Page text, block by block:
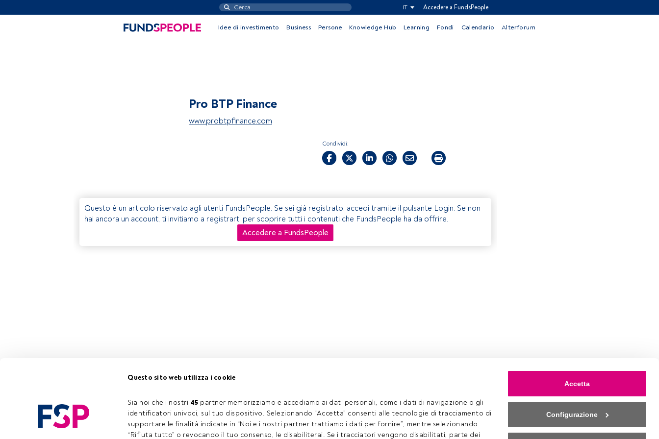
Questo sito web utilizza i cookie
Sia noi che i nostri 45 partner memorizziamo e accediamo ai dati personali, come i dati di navigazione o gli
identificatori univoci, sul tuo dispositivo. Selezionando “Accetta” consenti alle tecnologie di tracciamento di
supportare le finalità indicate in “Noi e i nostri partner trattiamo i dati per fornire”, mentre selezionando
“Rifiuta tutto” o revocando il tuo consenso, le disabiliterai. Se i tracciatori vengono disabilitati, parte dei
Accetta
Configurazione
IT Accedere a FundsPeople
Idee di investimento Business Persone Knowledge Hub Learning Fondi Calendario Alterforum
Pro BTP Finance
www.probtpfinance.com
Condividi:
Questo è un articolo riservato agli utenti FundsPeople. Se sei già registrato, accedi tramite il pulsante Login. Se non
hai ancora un account, ti invitiamo a registrarti per scoprire tutti i contenuti che FundsPeople ha da offrire.
Accedere a FundsPeople